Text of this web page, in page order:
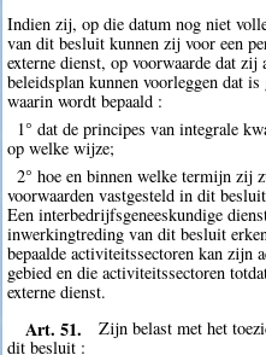
Indien zij, op die datum nog niet
van dit besluit kunnen zij voor een
externe dienst, op voorwaarde dat
beleidsplan kunnen voorleggen dat
waarin wordt bepaald :
1° dat de principes van integrale
op welke wijze;
2° hoe en binnen welke termijn zij
voorwaarden vastgesteld in dit
Een interbedrijfsgeneeskundige
inwerkingtreding van dit besluit
bepaalde activiteitssectoren kan zijn
gebied en die activiteitssectoren
externe dienst.
Art. 51.
Zijn belast met het
dit besluit :